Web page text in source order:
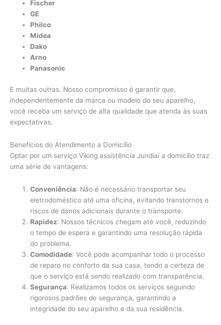
Fischer
GE
Philco
Midea
Dako
Arno
Panasonic
E muitas outras. Nosso compromisso é garantir que,
independentemente da marca ou modelo do seu aparelho,
você receba um serviço de alta qualidade que atenda às suas
expectativas.
Benefícios do Atendimento a Domicílio
Optar por um serviço Viking assistência Jundiaí a domicílio traz
uma série de vantagens:
Conveniência: Não é necessário transportar seu
eletrodoméstico até uma oficina, evitando transtornos e
riscos de danos adicionais durante o transporte.
Rapidez: Nossos técnicos chegam até você, reduzindo
o tempo de espera e garantindo uma resolução rápida
do problema.
Comodidade: Você pode acompanhar todo o processo
de reparo no conforto da sua casa, tendo a certeza de
que o serviço está sendo realizado com transparência.
Segurança: Realizamos todos os serviços seguindo
rigorosos padrões de segurança, garantindo a
integridade do seu aparelho e da sua residência.